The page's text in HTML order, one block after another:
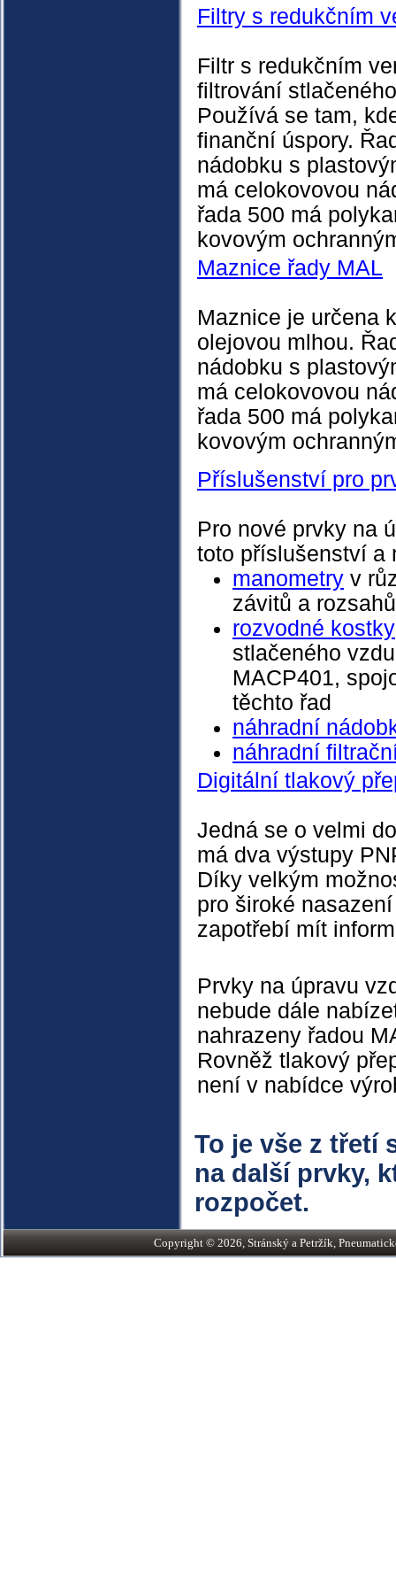
Filtry s redukčním
Filtr s redukčním
filtrování
Používá se tam,
finanční úspory.
nádobku s
má celokovovou
řada 500 má
kovovým
Maznice řady MAL
Maznice je určena
olejovou mlhou.
nádobku s
má celokovovou
řada 500 má
kovovým
Příslušenství pro
Pro nové prvky na
toto příslušenství a
manometry v
závitů a rozsahů
rozvodné kostky
stlačeného
MACP401,
těchto řad
náhradní
náhradní
Digitální tlakový
Jedná se o velmi
má dva výstupy
Díky velkým
pro široké
zapotřebí mít
Prvky na úpravu
nebude dále
nahrazeny řadou
Rovněž tlakový
není v nabídce
To je vše z třetí
na další prvky,
rozpočet.
Copyright © 2026, Stránský a Petržík,